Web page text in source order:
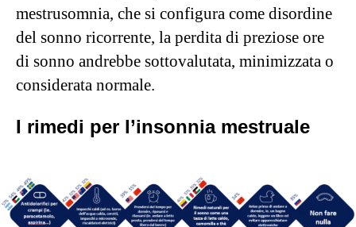
mestrusomnia, che si configura come disordine
del sonno ricorrente, la perdita di preziose ore
di sonno andrebbe sottovalutata, minimizzata o
considerata normale.
I rimedi per l’insonnia mestruale